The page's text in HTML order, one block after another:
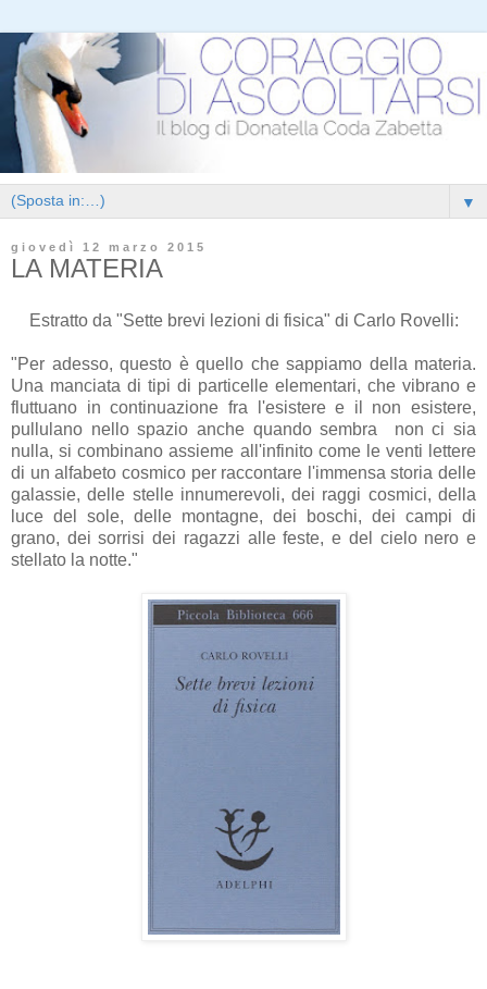
▼
giovedì 12 marzo 2015
LA MATERIA
Estratto da "Sette brevi lezioni di fisica" di Carlo Rovelli:
"Per adesso, questo è quello che sappiamo della materia.
Una manciata di tipi di particelle elementari, che vibrano e
fluttuano in continuazione fra l'esistere e il non esistere,
pullulano nello spazio anche quando sembra non ci sia
nulla, si combinano assieme all'infinito come le venti lettere
di un alfabeto cosmico per raccontare l'immensa storia delle
galassie, delle stelle innumerevoli, dei raggi cosmici, della
luce del sole, delle montagne, dei boschi, dei campi di
grano, dei sorrisi dei ragazzi alle feste, e del cielo nero e
stellato la notte."